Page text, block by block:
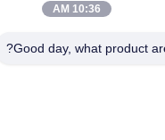
اتصال سريع
10:36 AM
Good day, what product